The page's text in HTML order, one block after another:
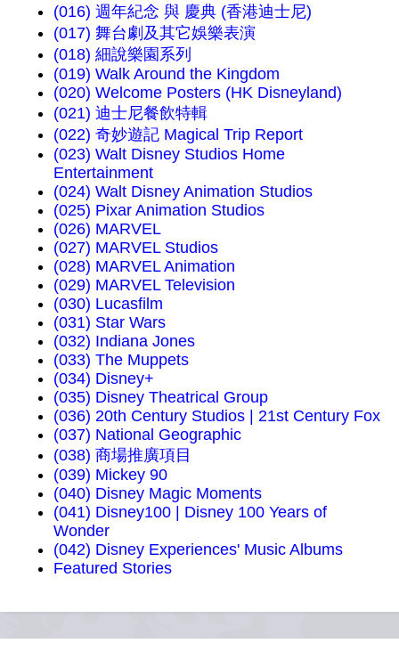
(016) 週年紀念 與 慶典 (香港迪士尼)
(017) 舞台劇及其它娛樂表演
(018) 細說樂園系列
(019) Walk Around the Kingdom
(020) Welcome Posters (HK Disneyland)
(021) 迪士尼餐飲特輯
(022) 奇妙遊記 Magical Trip Report
(023) Walt Disney Studios Home
Entertainment
(024) Walt Disney Animation Studios
(025) Pixar Animation Studios
(026) MARVEL
(027) MARVEL Studios
(028) MARVEL Animation
(029) MARVEL Television
(030) Lucasfilm
(031) Star Wars
(032) Indiana Jones
(033) The Muppets
(034) Disney+
(035) Disney Theatrical Group
(036) 20th Century Studios | 21st Century Fox
(037) National Geographic
(038) 商場推廣項目
(039) Mickey 90
(040) Disney Magic Moments
(041) Disney100 | Disney 100 Years of
Wonder
(042) Disney Experiences' Music Albums
Featured Stories